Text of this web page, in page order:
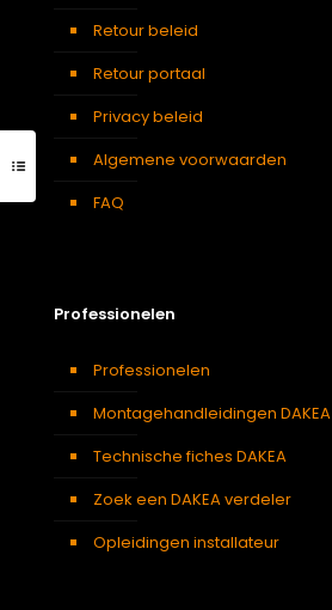
Retour beleid
Retour portaal
Privacy beleid
Algemene voorwaarden
FAQ
Professionelen
Professionelen
Montagehandleidingen DAKEA
Technische fiches DAKEA
Zoek een DAKEA verdeler
Opleidingen installateur